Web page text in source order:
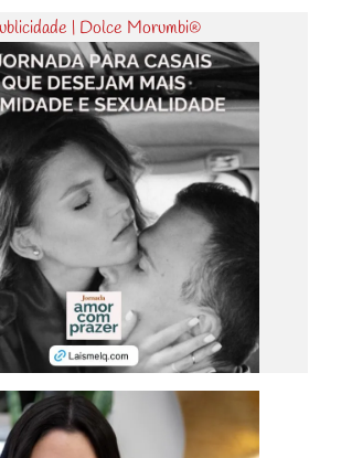
| Dolce Morumbi®